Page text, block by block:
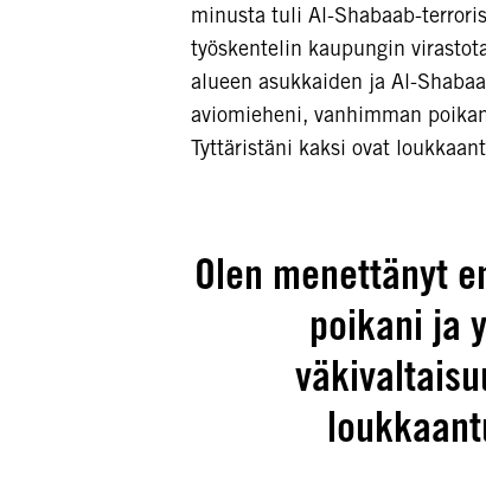
minusta tuli Al-Shabaab-
työskentelin kaupungin
alueen asukkaiden ja Al-
aviomieheni, vanhimman
Tyttäristäni kaksi ovat
Olen menettänyt
poikani ja